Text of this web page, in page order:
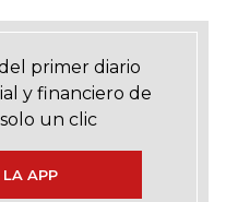
primer diario
y financiero de
un clic
LA APP